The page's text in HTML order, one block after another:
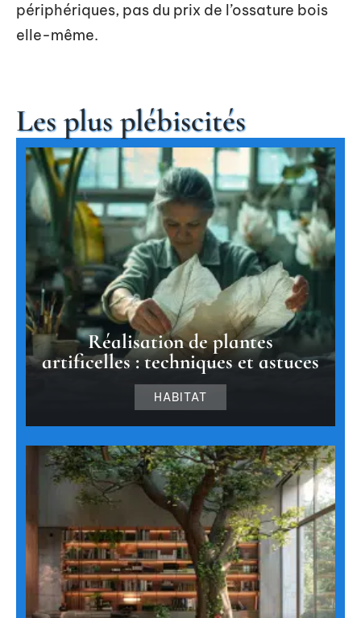
périphériques, pas du prix de l’ossature bois
elle-même.
Les plus plébiscités
Réalisation de plantes
artificelles : techniques et astuces
HABITAT